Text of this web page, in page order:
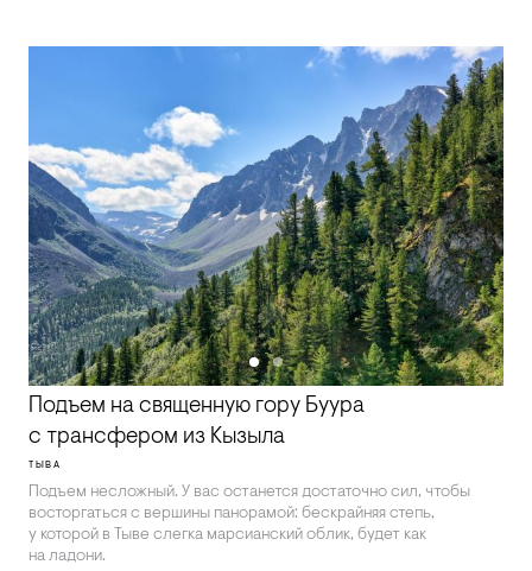
Подъем на священную гору Буура
с трансфером из Кызыла
ТЫВА
Подъем несложный. У вас останется достаточно сил, чтобы
восторгаться с вершины панорамой: бескрайняя степь,
у которой в Тыве слегка марсианский облик, будет как
на ладони.